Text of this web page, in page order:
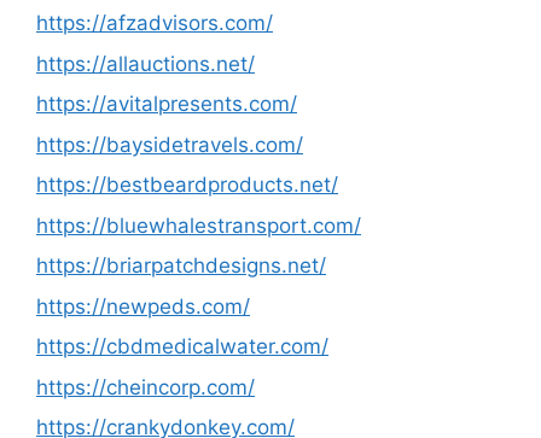
https://afzadvisors.com/
https://allauctions.net/
https://avitalpresents.com/
https://baysidetravels.com/
https://bestbeardproducts.net/
https://bluewhalestransport.com/
https://briarpatchdesigns.net/
https://newpeds.com/
https://cbdmedicalwater.com/
https://cheincorp.com/
https://crankydonkey.com/